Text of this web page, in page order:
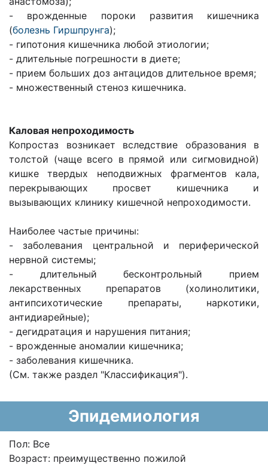
- врожденные пороки развития кишечника
(болезнь Гиршпрунга);
- гипотония кишечника любой этиологии;
- длительные погрешности в диете;
- прием больших доз антацидов длительное время;
- множественный стеноз кишечника.
Каловая непроходимость
Копростаз возникает вследствие образования в
толстой (чаще всего в прямой или сигмовидной)
кишке твердых неподвижных фрагментов кала,
перекрывающих просвет кишечника и
вызывающих клинику кишечной непроходимости.
Наиболее частые причины:
- заболевания центральной и периферической
нервной системы;
- длительный бесконтрольный прием
лекарственных препаратов (холинолитики,
антипсихотические препараты, наркотики,
антидиарейные);
- дегидратация и нарушения питания;
- врожденные аномалии кишечника;
- заболевания кишечника.
(См. также раздел "Классификация").
Эпидемиология
Пол: Все
Возраст: преимущественно пожилой